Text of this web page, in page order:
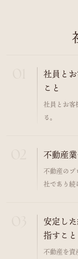
社員と
こと
社員とお客
る。
不動産
不動産のプ
社であり続
安定し
指すこと
不動産を資